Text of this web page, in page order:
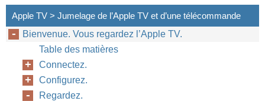
Apple TV > Jumelage de l’Apple TV et d’une télécommande
Bienvenue. Vous regardez l’Apple TV.
Table des matières
Connectez.
Configurez.
Regardez.